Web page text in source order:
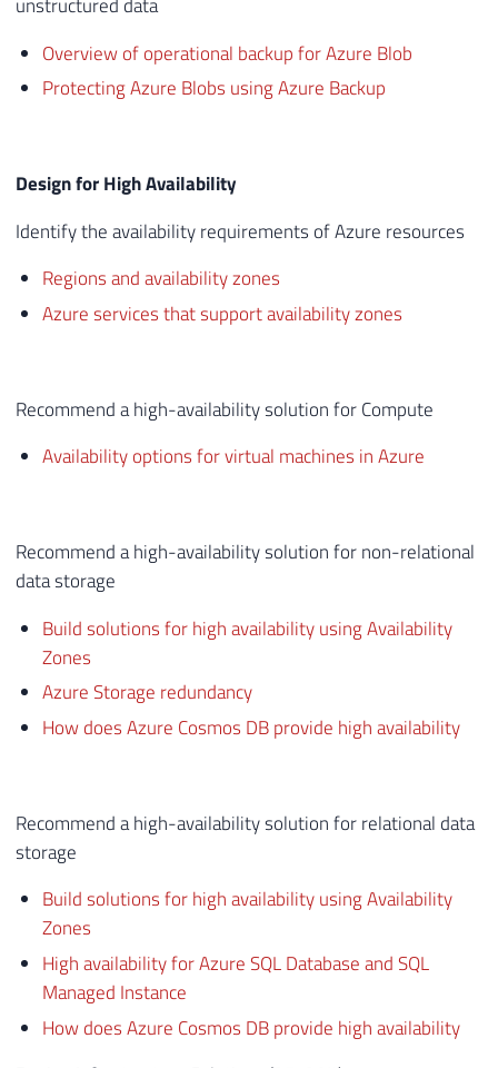
Overview of operational backup for Azure Blob
Protecting Azure Blobs using Azure Backup
Design for High Availability
Identify the availability requirements of Azure resources
Regions and availability zones
Azure services that support availability zones
Recommend a high-availability solution for Compute
Availability options for virtual machines in Azure
Recommend a high-availability solution for non-relational
data storage
Build solutions for high availability using Availability
Zones
Azure Storage redundancy
How does Azure Cosmos DB provide high availability
Recommend a high-availability solution for relational data
storage
Build solutions for high availability using Availability
Zones
High availability for Azure SQL Database and SQL
Managed Instance
How does Azure Cosmos DB provide high availability